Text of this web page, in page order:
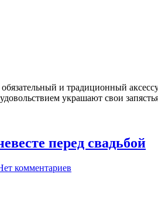
и традиционный
украшают свои
перед свадьбой
комментариев